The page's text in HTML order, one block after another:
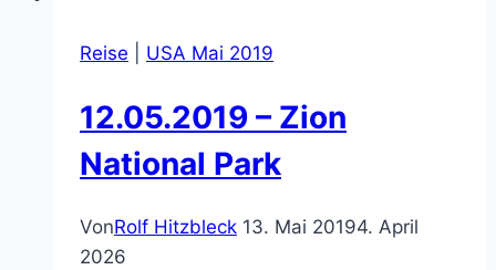
Reise USA Mai 2019
12.05.2019 – Zion
National Park
VonRolf Hitzbleck 13. Mai 20194. April
2026